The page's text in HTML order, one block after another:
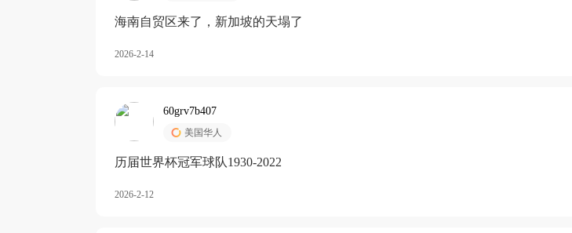
海南自贸区来了，新加坡的天塌了
2026-2-14
60grv7b407
美国华人
历届世界杯冠军球队1930-2022
2026-2-12